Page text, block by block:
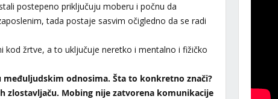
postepeno priključuju moberu i počnu da
tada postaje sasvim očigledno da se radi
kod žrtve, a to uključuje neretko i mentalno i fižičko
međuljudskim odnosima. Šta to konkretno znači?
zlostavljaču. Mobing nije zatvorena komunikacije